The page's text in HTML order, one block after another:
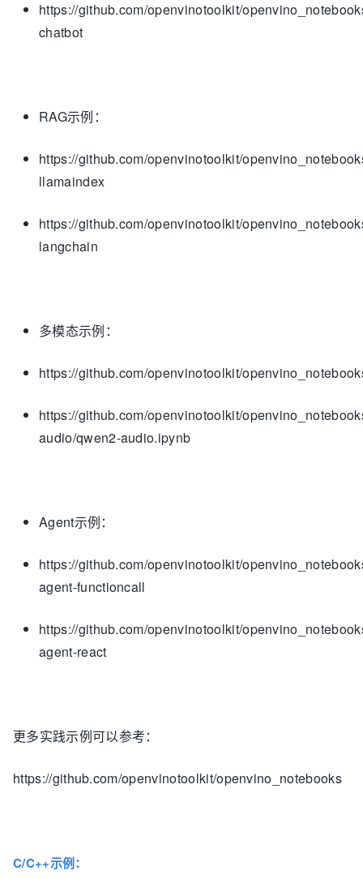
https://github.com/openvinotoolkit/
chatbot
RAG示例：
https://github.com/openvinotoolkit/
llamaindex
https://github.com/openvinotoolkit/
langchain
多模态示例：
https://github.com/openvinotoolkit/
https://github.com/openvinotoolkit/
audio/qwen2-audio.ipynb
Agent示例：
https://github.com/openvinotoolkit/
agent-functioncall
https://github.com/openvinotoolkit/
agent-react
更多实践示例可以参考：
https://github.com/openvinotoolkit/openvino_notebooks
C/C++示例：